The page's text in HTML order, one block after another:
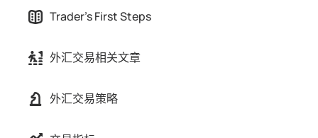
联盟计划Trader's First Steps
外汇交易相关文章
外汇交易策略